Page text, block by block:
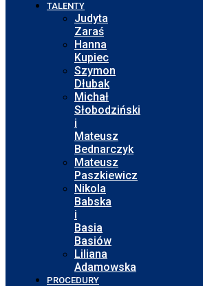
TALENTY
Judyta
Zaraś
Hanna
Kupiec
Szymon
Dłubak
Michał
Słobodziński
i
Mateusz
Bednarczyk
Mateusz
Paszkiewicz
Nikola
Babska
i
Basia
Basiów
Liliana
Adamowska
PROCEDURY